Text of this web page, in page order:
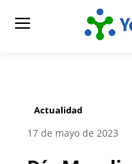
Actualidad
17 de mayo de 2023